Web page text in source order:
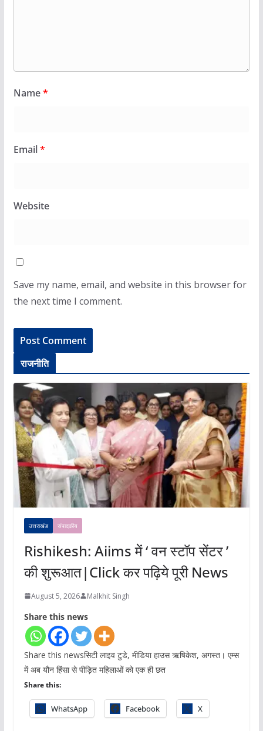
Name*
Email*
Website
Save my name, email, and website in this browser for
the next time I comment.
राजनीति
उत्तराखंड संपादकीय
Rishikesh: Aiims में ‘ वन स्टॉप सेंटर ’
की शुरूआत|Click कर पढ़िये पूरी News
August 5, 2026 Malkhit Singh
Share this news
Share this newsसिटी लाइव टुडे, मीडिया हाउस ऋषिकेश, अगस्त। एम्स
में अब यौन हिंसा से पीड़ित महिलाओं को एक ही छत
Share this:
WhatsApp Facebook X